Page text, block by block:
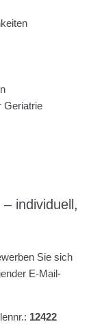
Geriatrie
individuell,
Sie sich
E-Mail-
12422